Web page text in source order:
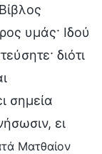
υμάς· Ιδού
διότι
σημεία
ει
Ματθαίον